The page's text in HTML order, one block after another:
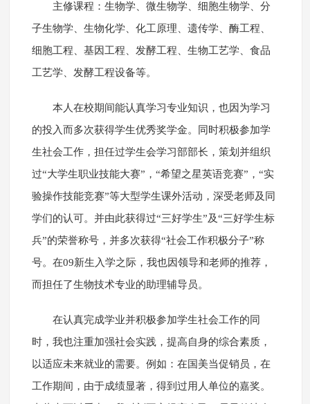
主修课程：生物学、微生物学、细胞生物学、分
子生物学、生物化学、化工原理、遗传学、酶工程、
细胞工程、基因工程、发酵工程、生物工艺学、食品
工艺学、发酵工程设备等。
本人在校期间能认真学习专业知识，也因为学习
的投入而多次获得学生优秀奖学金。同时积极参加学
生社会工作，担任过学生会学习部部长，策划并组织
过“大学生职业技能大赛”，“希望之星英语竞赛”，“实
验操作技能竞赛”等大型学生课外活动，深受老师及同
学们的认可。并由此获得过“三好学生”及“三好学生标
兵”的荣誉称号，并多次获得“社会工作积极分子”称
号。在09新生入学之际，我也因领导和老师的推荐，
而担任了生物技术专业的助理辅导员。
在认真完成学业并积极参加学生社会工作的同
时，我也注重加强社会实践，提高自身的综合素质，
以适应未来就业的需要。例如：在国美当促销员，在
工作期间，由于成绩显著，得到过用人单位的嘉奖。